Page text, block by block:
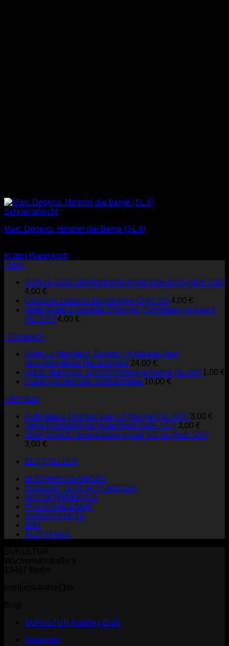
Schnellansicht
Marc Degens: Himmel die Berge (SL 8)
In den Warenkorb
› Neu
Joshua Groß: Bekenntnisse eines Link-Boys (AuK 538)
4,00 €
Christine Zureich: fruchtfolgen (DgR 18) 4,00 €
Atefe Asadi & Daniela Dröscher: Schreiben ist Nacht
(SL 225) 4,00 €
› Klassisch
Sofie Lichtenstein: Bügeln. Protokolle über
geschlechtliche Handlungen 24,00 €
Sarah Manguso: Elf hirschförmige Kekse (SL 69) 1,00 €
Frank Fischer: Die Südharzreise 10,00 €
› All*Stars
Ruth-Maria Thomas: wie ich frau bin (SL 203) 3,00 €
Tanja Kollodzieyski: Ableismus (AuK 527) 3,00 €
Sibel Schick: Deutschland schaff' ich ab (AuK 525)
3,00 €
BESTSELLER
BUCHHANDLUNGEN
LESEHEFTE IN AUTOMATEN
AUTOR*INNEN A-Z
#FRAUENLESEN
MANUSKRIPTE
WIR
ALL*STARS
SUKULTUR Katalog 2026
Instagram